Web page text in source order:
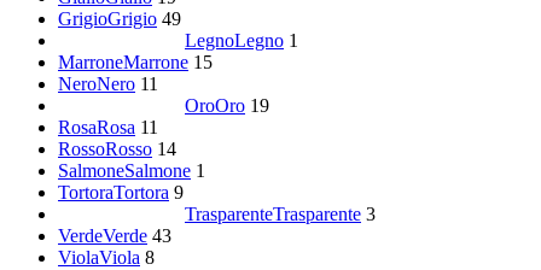
GrigioGrigio 49
LegnoLegno 1
MarroneMarrone 15
NeroNero 11
OroOro 19
RosaRosa 11
RossoRosso 14
SalmoneSalmone 1
TortoraTortora 9
TrasparenteTrasparente 3
VerdeVerde 43
ViolaViola 8